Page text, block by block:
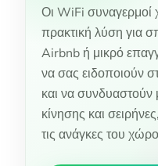
Οι WiFi συναγερμοί
πρακτική λύση για
Airbnb ή μικρό
να σας ειδοποιούν
και να συνδυαστούν
κίνησης και
τις ανάγκες του